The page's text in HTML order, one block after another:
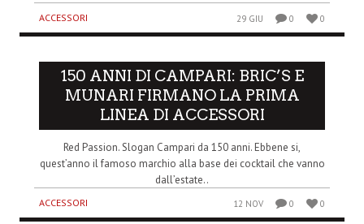
ACCESSORI 29 GIU 0 0
150 ANNI DI CAMPARI: BRIC’S E
MUNARI FIRMANO LA PRIMA
LINEA DI ACCESSORI
Red Passion. Slogan Campari da 150 anni. Ebbene si,
quest’anno il famoso marchio alla base dei cocktail che vanno
dall’estate..
ACCESSORI 12 NOV 0 0